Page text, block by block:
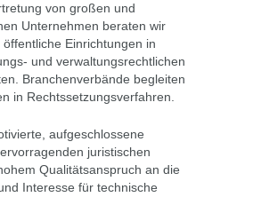
von großen und
Unternehmen beraten wir
Einrichtungen in
und verwaltungsrechtlichen
Branchenverbände begleiten
in Rechtssetzungsverfahren.
aufgeschlossene
juristischen
Qualitätsanspruch an die
Interesse für technische